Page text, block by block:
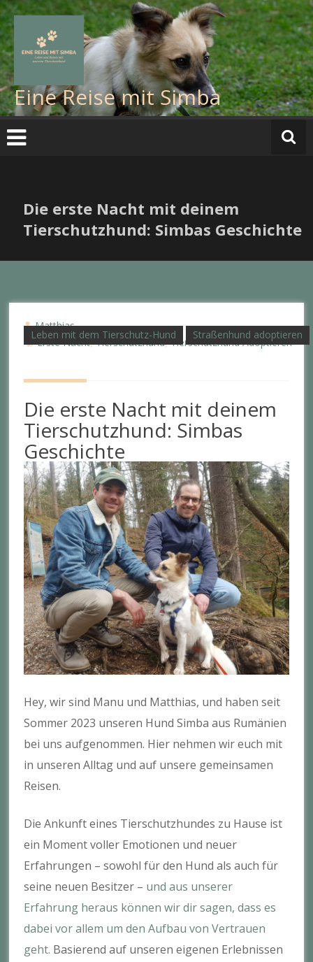
Zum
Inhalt
springen
Eine Reise mit Simba
Die erste Nacht mit deinem
Tierschutzhund: Simbas Geschichte
Leben mit dem Tierschutz-Hund Straßenhund adoptieren
Matthias
Erste Nacht Tierschutzhund Tierschutzhund Adoptieren
Die erste Nacht mit deinem
Tierschutzhund: Simbas
Geschichte
Hey, wir sind Manu und Matthias, und haben seit
Sommer 2023 unseren Hund Simba aus Rumänien
bei uns aufgenommen. Hier nehmen wir euch mit
in unseren Alltag und auf unsere gemeinsamen
Reisen.
Die Ankunft eines Tierschutzhundes zu Hause ist
ein Moment voller Emotionen und neuer
Erfahrungen – sowohl für den Hund als auch für
seine neuen Besitzer – und aus unserer
Erfahrung heraus können wir dir sagen, dass es
dabei vor allem um den Aufbau von Vertrauen
geht. Basierend auf unseren eigenen Erlebnissen